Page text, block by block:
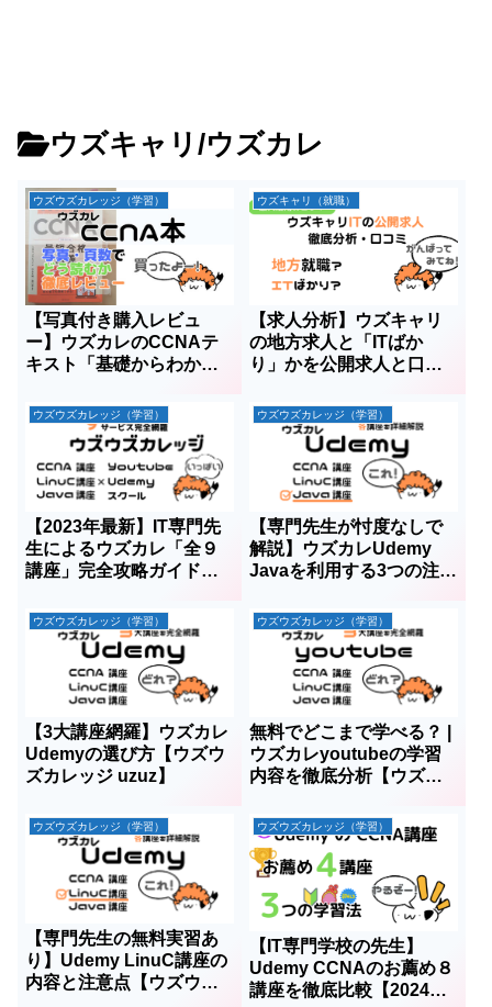
ウズキャリ/ウズカレ
ウズウズカレッジ（学習）
【写真付き購入レビュ
ー】ウズカレのCCNAテ
キスト「基礎からわか
ウズキャリ（就職）
【求人分析】ウズキャリ
の地方求人と「ITばか
り」かを公開求人と口コ
ウズウズカレッジ（学習）
【2023年最新】IT専門先
生によるウズカレ「全９
講座」完全攻略ガイド
uzuz】
ウズウズカレッジ（学習）
【専門先生が忖度なしで
解説】ウズカレUdemy
Javaを利用する3つの注意
uzuz】
ウズウズカレッジ（学習）
【3大講座網羅】ウズカレ
Udemyの選び方【ウズウ
ズカレッジ uzuz】
ウズウズカレッジ（学習）
無料でどこまで学べる？ |
ウズカレyoutubeの学習
内容を徹底分析【ウズウ
ウズウズカレッジ（学習）
【専門先生の無料実習あ
り】Udemy LinuC講座の
内容と注意点【ウズウズ
ウズウズカレッジ（学習）
【IT専門学校の先生】
Udemy CCNAのお薦め８
講座を徹底比較【2024